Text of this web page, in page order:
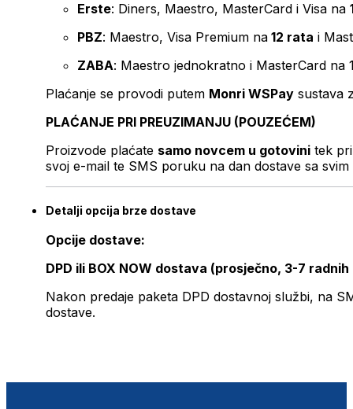
Erste: Diners, Maestro, MasterCard i Visa na
PBZ: Maestro, Visa Premium na 12 rata i
ZABA: Maestro jednokratno i MasterCard na
Plaćanje se provodi putem Monri WSPay sustava
PLAĆANJE PRI PREUZIMANJU (POUZEĆEM)
Proizvode plaćate samo novcem u gotovini tek
svoj e-mail te SMS poruku na dan dostave sa svim
Detalji opcija brze dostave
Opcije dostave:
DPD ili BOX NOW dostava (prosječno, 3-7 radnih
Nakon predaje paketa DPD dostavnoj službi, na
dostave.